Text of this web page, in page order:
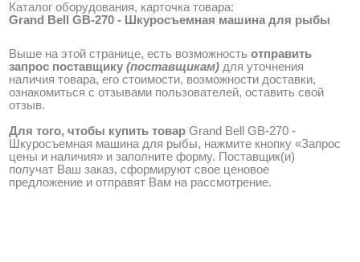
Каталог оборудования, карточка товара:
Grand Bell GB-270 - Шкуросъемная машина для рыбы
Выше на этой странице, есть возможность отправить
запрос поставщику (поставщикам) для уточнения
наличия товара, его стоимости, возможности доставки,
ознакомиться с отзывами пользователей, оставить свой
отзыв.
Для того, чтобы купить товар Grand Bell GB-270 -
Шкуросъемная машина для рыбы, нажмите кнопку «Запрос
цены и наличия» и заполните форму. Поставщик(и)
получат Ваш заказ, сформируют свое ценовое
предложение и отправят Вам на рассмотрение.